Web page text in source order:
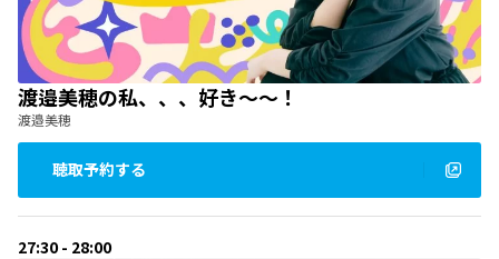
渡邉美穂の私、、、好き～～！
渡邉美穂
聴取予約する
27:30 - 28:00